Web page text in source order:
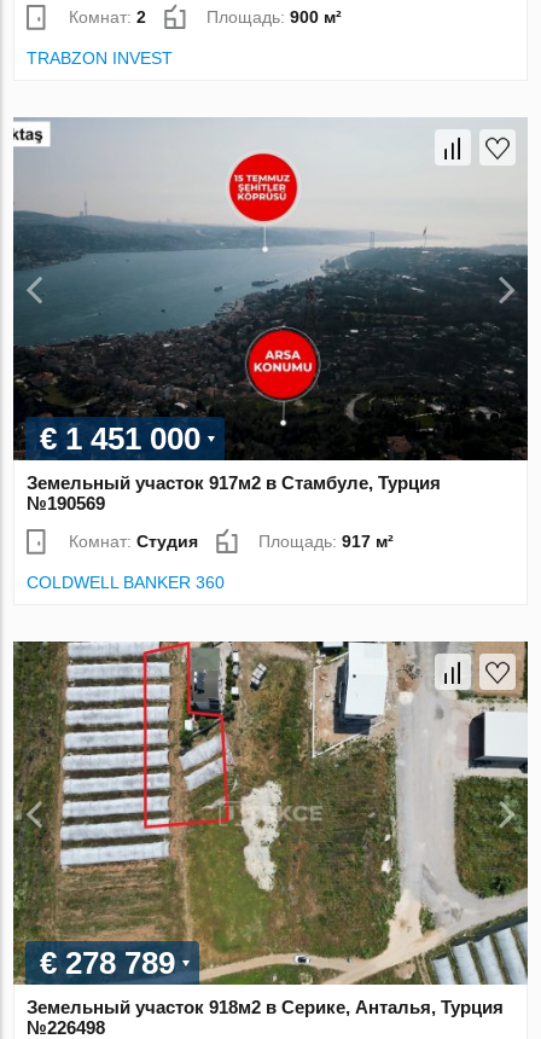
Комнат:2 Площадь:900 м²
TRABZON INVEST
€ 1 451 000
Земельный участок 917м2 в Стамбуле, Турция
№190569
Комнат:Студия Площадь:917 м²
COLDWELL BANKER 360
€ 278 789
Земельный участок 918м2 в Серике, Анталья, Турция
№226498